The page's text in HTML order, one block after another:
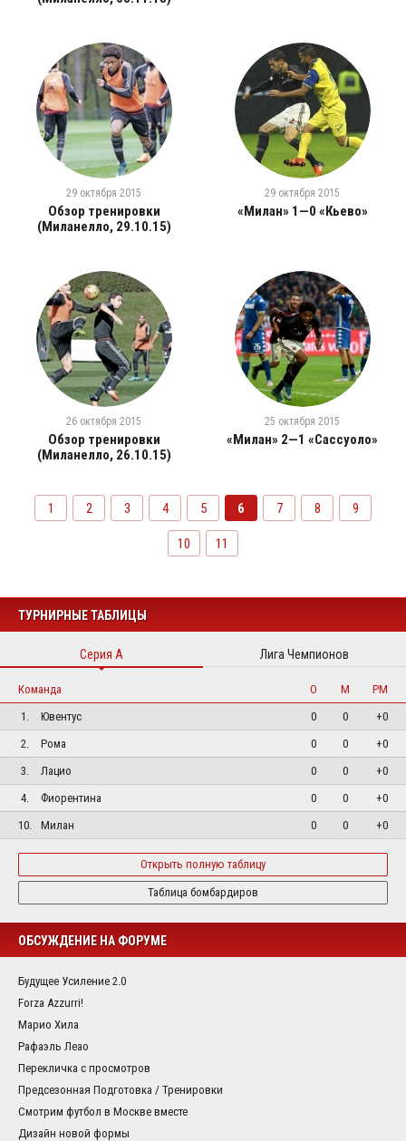
29 октября 2015
Обзор тренировки
(Миланелло, 29.10.15)
29 октября 2015
«Милан» 1—0 «Кьево»
26 октября 2015
Обзор тренировки
(Миланелло, 26.10.15)
25 октября 2015
«Милан» 2—1 «Сассуоло»
1 2 3 4 5 6 7 8 9
10 11
ТУРНИРНЫЕ ТАБЛИЦЫ
Серия А Лига Чемпионов
Команда О М
РМ
1.
Ювентус 0 0
+0
2.
Рома 0 0
+0
3.
Лацио 0 0
+0
4.
Фиорентина 0 0
+0
10.
Милан 0 0 +0
Открыть полную таблицу
Таблица бомбардиров
ОБСУЖДЕНИЕ НА ФОРУМЕ
Будущее Усиление 2.0
Forza Azzurri!
Марио Хила
Рафаэль Леао
Перекличка с просмотров
Предсезонная Подготовка / Тренировки
Смотрим футбол в Москве вместе
Дизайн новой формы